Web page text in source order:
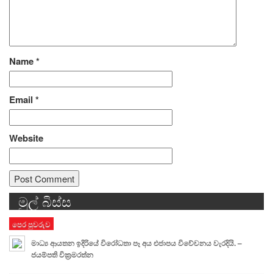
Name*
Email *
Website
Alternative:
මුල් බිස්ස
පෙර පුවරුව
මාධ්‍ය ආයතන ඉදිරියේ විරෝධතා පෑ අය එජාපය විවේචනය වැරදියි. –
ජයම්පති වික්‍රමරත්න